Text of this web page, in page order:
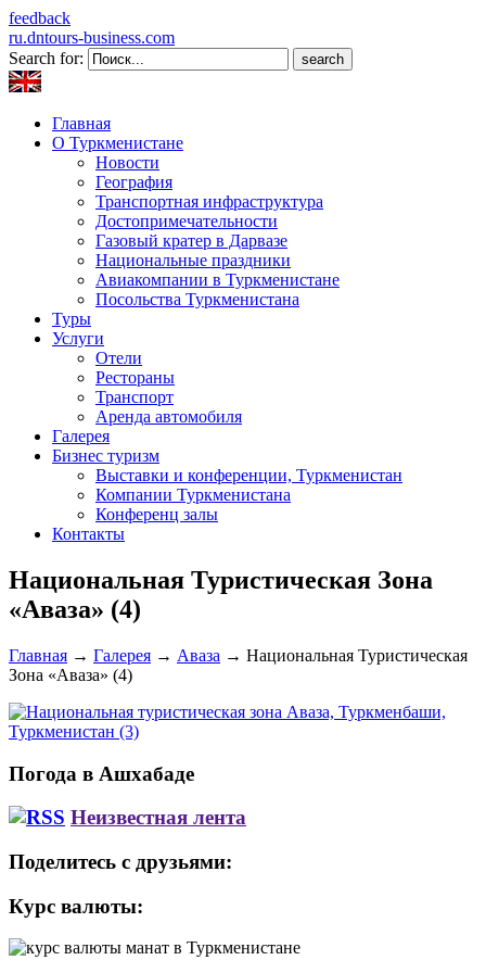
feedback
ru.dntours-business.com
Search for:
Главная
О Туркменистане
Новости
География
Транспортная инфраструктура
Достопримечательности
Газовый кратер в Дарвазе
Национальные праздники
Авиакомпании в Туркменистане
Посольства Туркменистана
Туры
Услуги
Отели
Рестораны
Транспорт
Аренда автомобиля
Галерея
Бизнес туризм
Выставки и конференции, Туркменистан
Компании Туркменистана
Конференц залы
Контакты
Национальная Туристическая Зона
«Аваза» (4)
Главная → Галерея → Аваза → Национальная Туристическая
Зона «Аваза» (4)
Погода в Ашхабаде
Неизвестная лента
Поделитесь с друзьями:
Курс валюты: